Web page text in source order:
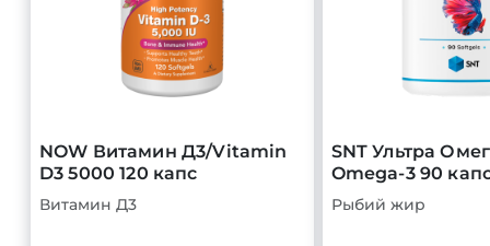
NOW Витамин Д3/Vitamin
D3 5000 120 капс
Витамин Д3
SNT Ультра
Omega-3 90
Рыбий жир